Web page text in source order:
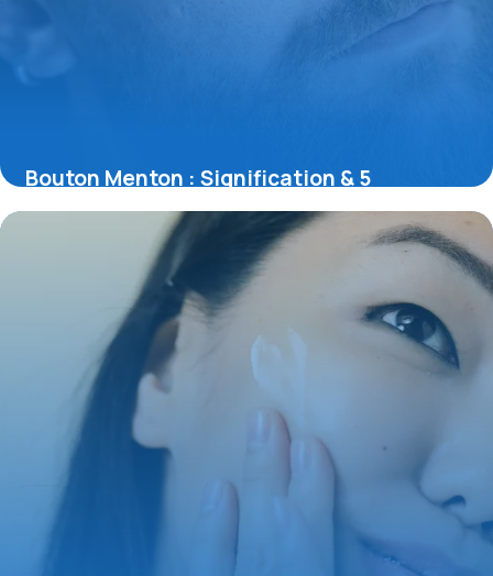
Bouton Menton : Signification & 5
Solutions Rapides